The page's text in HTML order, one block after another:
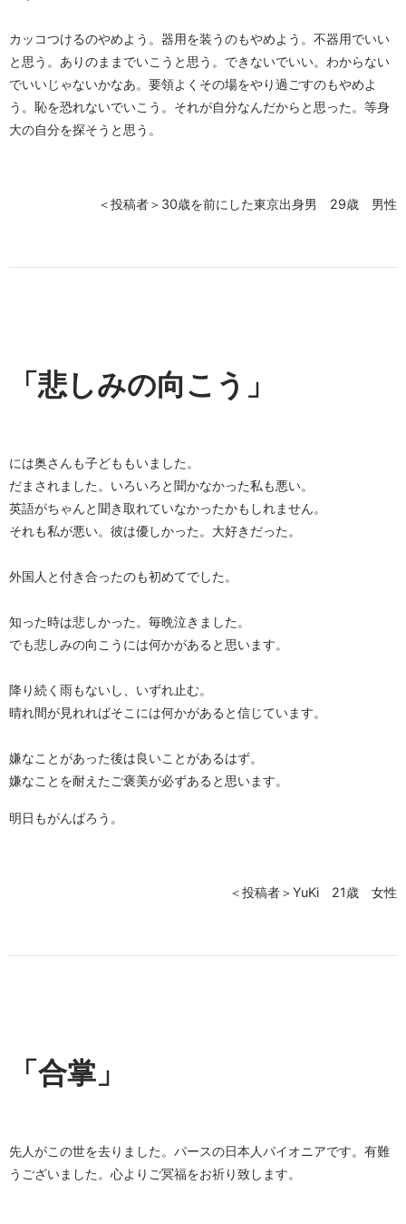
カッコつけるのやめよう。器用を装うのもやめよう。不器用でいい
と思う。ありのままでいこうと思う。できないでいい。わからない
でいいじゃないかなあ。要領よくその場をやり過ごすのもやめよ
う。恥を恐れないでいこう。それが自分なんだからと思った。等身
大の自分を探そうと思う。
＜投稿者＞30歳を前にした東京出身男 29歳 男性
「悲しみの向こう」
には奥さんも子どももいました。
だまされました。いろいろと聞かなかった私も悪い。
英語がちゃんと聞き取れていなかったかもしれません。
それも私が悪い。彼は優しかった。大好きだった。
外国人と付き合ったのも初めてでした。
知った時は悲しかった。毎晩泣きました。
でも悲しみの向こうには何かがあると思います。
降り続く雨もないし、いずれ止む。
晴れ間が見れればそこには何かがあると信じています。
嫌なことがあった後は良いことがあるはず。
嫌なことを耐えたご褒美が必ずあると思います。
明日もがんばろう。
＜投稿者＞YuKi 21歳 女性
「合掌」
先人がこの世を去りました。パースの日本人パイオニアです。有難
うございました。心よりご冥福をお祈り致します。